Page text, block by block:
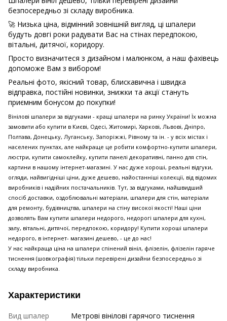
безпосередньо зі складу виробника.
🚀 Низька ціна, відмінний зовнішній вигляд, ці шпалери
будуть довгі роки радувати Вас на стінах передпокою,
вітальні, дитячої, коридору.
Просто визначитеся з дизайном і малюнком, а наш фахівець
допоможе Вам з вибором!
Реальні фото, якісний товар, блискавична і швидка
відправка, постійні новинки, знижки та акції стануть
приємним бонусом до покупки!
Вінілові шпалери за відгуками - кращі шпалери на ринку України! Їх можна
замовити або купити в Києві, Одесі, Житомирі, Харкові, Львові, Дніпро,
Полтава, Донецьку, Луганську, Запоріжжі, Рівному та ін. - у всіх містах і
населених пунктах, але найкраще це робити комфортно-купити шпалери,
люстри, купити самоклейку, купити панелі декоративні, панно для стін,
картини в нашому інтернет-магазині. У нас дуже хороші, реальні відгуки,
огляди, найвигідніші ціни, дуже дешево, найостанніші колекції, від відомих
виробників і надійних постачальників. Тут, за відгуками, найшвидший
спосіб доставки, оздоблювальні матеріали, шпалери для стін, матеріали
для ремонту, будівництва, шпалери на стіну високої якості! Наші ціни
дозволять Вам купити шпалери недорого, недорогі шпалери для кухні,
залу, вітальні, дитячої, передпокою, коридору! Купити хороші шпалери
недорого, в інтернет- магазині дешево, - це до нас!
У нас найкраща ціна на шпалери спінений вініл, флізелін, флізелін гаряче
тиснення (шовкографія) тільки перевірені дизайни безпосередньо зі
складу виробника.
Характеристики
Вид шпалер
Метрові вінілові гарячого тиснення